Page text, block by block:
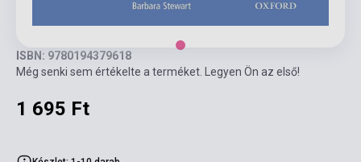
ISBN: 9780194379618
Még senki sem értékelte a terméket. Legyen Ön az első!
1 695 Ft